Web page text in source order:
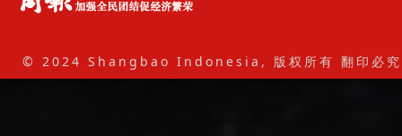
© 2024 Shangbao Indonesia, 版权所有 翻印必